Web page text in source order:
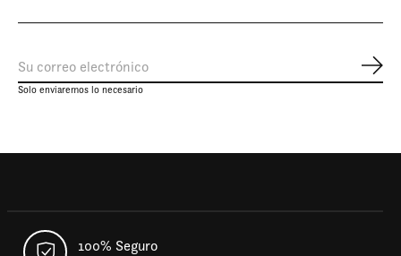
Solo enviaremos lo necesario
100% Seguro